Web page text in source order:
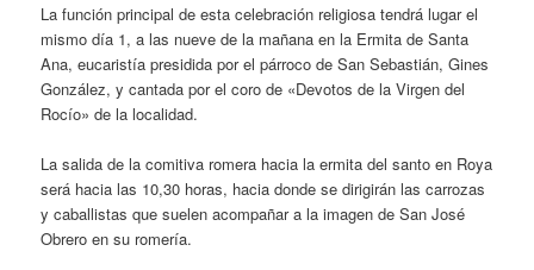
La función principal de esta celebración religiosa tendrá lugar el
mismo día 1, a las nueve de la mañana en la Ermita de Santa
Ana, eucaristía presidida por el párroco de San Sebastián, Gines
González, y cantada por el coro de «Devotos de la Virgen del
Rocío» de la localidad.
La salida de la comitiva romera hacia la ermita del santo en Roya
será hacia las 10,30 horas, hacia donde se dirigirán las carrozas
y caballistas que suelen acompañar a la imagen de San José
Obrero en su romería.